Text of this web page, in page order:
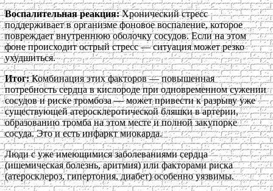
Воспалительная реакция:Хронический стресс
поддерживает в организме фоновое воспаление, которое
повреждает внутреннюю оболочку сосудов. Если на этом
фоне происходит острый стресс — ситуация может резко
ухудшиться.
Итог:Комбинация этих факторов — повышенная
потребность сердца в кислороде при одновременном сужении
сосудов и риске тромбоза — может привести к разрыву уже
существующей атеросклеротической бляшки в артерии,
образованию тромба на этом месте и полной закупорке
сосуда. Это и есть инфаркт миокарда.
Люди с уже имеющимися заболеваниями сердца
(ишемическая болезнь, аритмия) или факторами риска
(атеросклероз, гипертония, диабет) особенно уязвимы.